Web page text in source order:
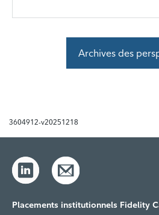
Archives des
3604912-v20251218
Placements institutionnels Fidelity